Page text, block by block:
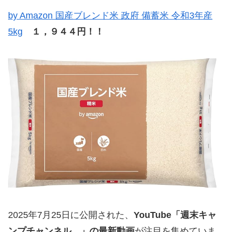
by Amazon 国産ブレンド米 政府 備蓄米 令和3年産
5kg
１，９４４円！！
2025年7月25日に公開された、 YouTube「週末キャ